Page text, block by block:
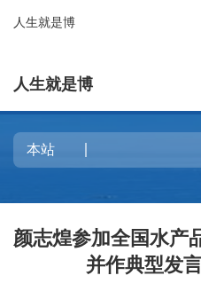
人生就是博
人生就是博
颜志煌参加全国水产
并作典型发